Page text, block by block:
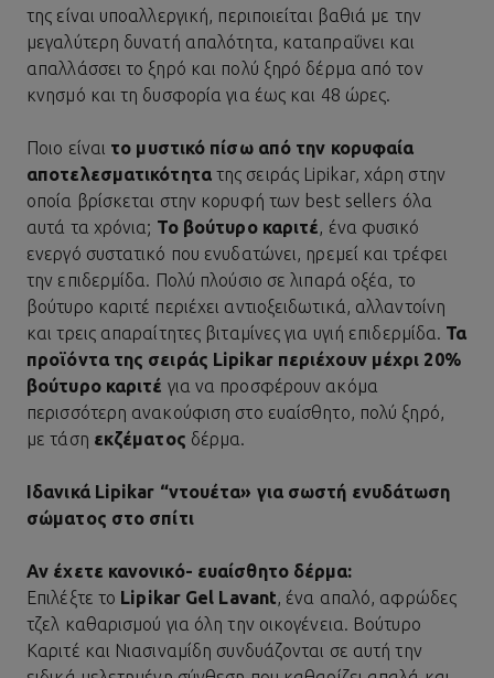
της είναι υποαλλεργική, περιποιείται βαθιά με την
μεγαλύτερη δυνατή απαλότητα, καταπραΰνει και
απαλλάσσει το ξηρό και πολύ ξηρό δέρμα από τον
κνησμό και τη δυσφορία για έως και 48 ώρες.
Ποιο είναι το μυστικό πίσω από την κορυφαία
αποτελεσματικότητατης σειράς Lipikar, χάρη στην
οποία βρίσκεται στην κορυφή των best sellers όλα
αυτά τα χρόνια; Το βούτυρο καριτέ, ένα φυσικό
ενεργό συστατικό που ενυδατώνει, ηρεμεί και τρέφει
την επιδερμίδα. Πολύ πλούσιο σε λιπαρά οξέα, το
βούτυρο καριτέ περιέχει αντιοξειδωτικά, αλλαντοίνη
και τρεις απαραίτητες βιταμίνες για υγιή επιδερμίδα. Τα
προϊόντα της σειράς Lipikar περιέχουν μέχρι 20%
βούτυρο καριτέ για να προσφέρουν ακόμα
περισσότερη ανακούφιση στο ευαίσθητο, πολύ ξηρό,
με τάση εκζέματος δέρμα.
Ιδανικά Lipikar “ντουέτα» για σωστή ενυδάτωση
σώματος στο σπίτι
Αν έχετε κανονικό- ευαίσθητο δέρμα:
Επιλέξτε το Lipikar Gel Lavant, ένα απαλό, αφρώδες
τζελ καθαρισμού για όλη την οικογένεια. Βούτυρο
Καριτέ και Νιασιναμίδη συνδυάζονται σε αυτή την